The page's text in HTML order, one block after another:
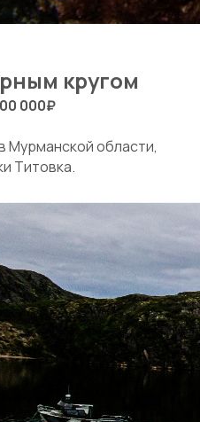
кругом
000₽
Мурманской области,
Титовка.